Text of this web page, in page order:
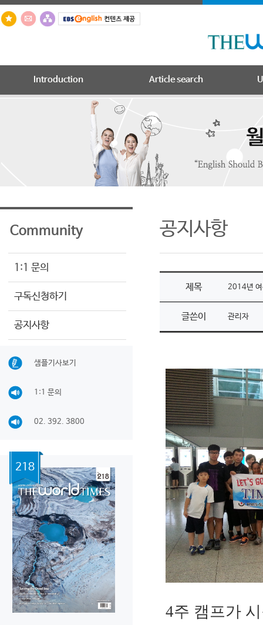
Introduction Article search
Community
1:1 문의
구독신청하기
공지사항
샘플기사보기
1:1 문의
02. 392. 3800
218
공지사항
제목 2014년
글쓴이 관리자
4주 캠프가